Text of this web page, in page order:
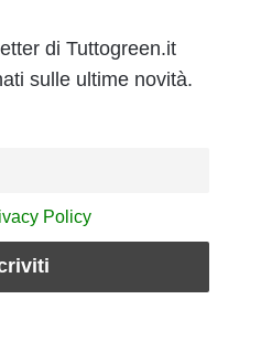
di Tuttogreen.it
sulle ultime novità.
Policy